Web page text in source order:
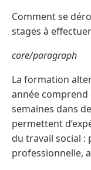
Comment se
stages à
core/paragraph
La formation
année comprend
semaines dans
permettent
du travail social :
professionnelle,